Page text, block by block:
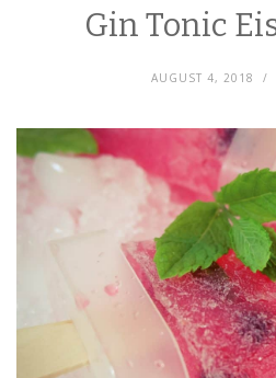
Gin Tonic
AUGUST 4, 2018